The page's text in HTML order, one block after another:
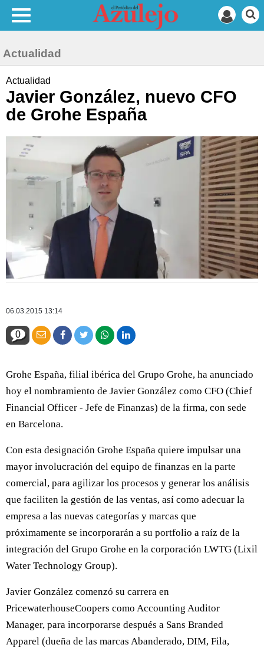
Actualidad
Actualidad
Javier González, nuevo CFO
de Grohe España
06.03.2015 13:14
0
Grohe España, filial ibérica del Grupo Grohe, ha anunciado
hoy el nombramiento de Javier González como CFO (Chief
Financial Officer - Jefe de Finanzas) de la firma, con sede
en Barcelona.
Con esta designación Grohe España quiere impulsar una
mayor involucración del equipo de finanzas en la parte
comercial, para agilizar los procesos y generar los análisis
que faciliten la gestión de las ventas, así como adecuar la
empresa a las nuevas categorías y marcas que
próximamente se incorporarán a su portfolio a raíz de la
integración del Grupo Grohe en la corporación LWTG (Lixil
Water Technology Group).
Javier González comenzó su carrera en
PricewaterhouseCoopers como Accounting Auditor
Manager, para incorporarse después a Sans Branded
Apparel (dueña de las marcas Abanderado, DIM, Fila,